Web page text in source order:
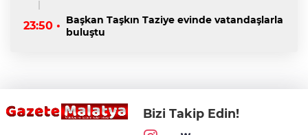
23:50 • Başkan Taşkın Taziye evinde vatandaşlarla
buluştu
Bizi Takip Edin!